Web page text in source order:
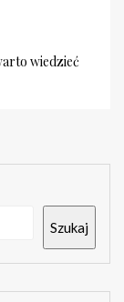
wiedzieć
Szukaj